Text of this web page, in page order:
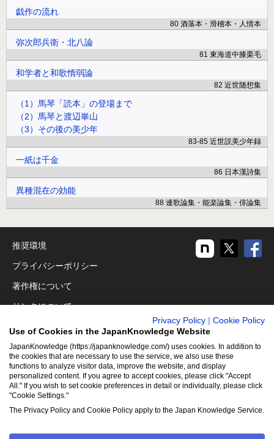
戯作の流れ
80 酒落本・滑稽本・人情本
弥次郎兵衛・北八論
81 東海道中膝栗毛
和学者と和歌惰弱論
82 近世随想集
（1）馬琴「読本」の登場まで
（2）馬琴と渡辺崋山
（3）その後の美少年
83-85 近世説美少年録
一紙は千金
86 日本漢詩集
異種混在の効能
88 連歌論集・能楽論集・俳論集
推奨環境
プライバシーポリシー
著作権について
リンクについて
免責事項
運営会社
アクセシビリティ対応
クッキーポリシー
Cookie設定
Privacy Policy
Cookie Policy
Use of Cookies in the JapanKnowledge Website
JapanKnowledge (https://japanknowledge.com/) uses cookies. In addition to
the cookies that are necessary to use the service, we also use these
functions to analyze visitor data, improve the website, and display
personalized content. If you agree to accept cookies, please click "Accept
All." If you wish to set cookie preferences in detail or individually, please click
"Cookie Settings."
The Privacy Policy and Cookie Policy apply to the Japan Knowledge Service.